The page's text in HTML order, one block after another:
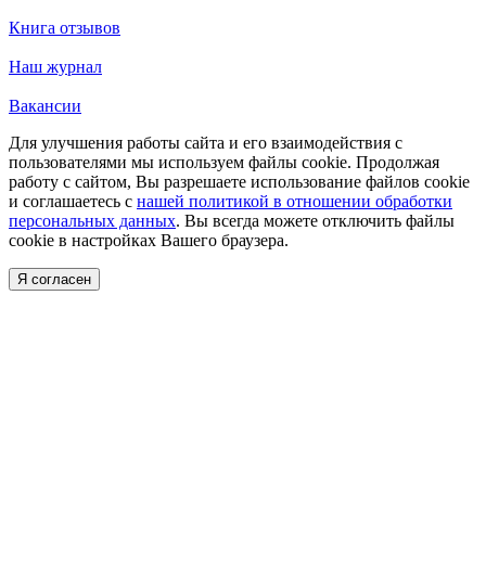
Книга отзывов
Наш журнал
Вакансии
Для улучшения работы сайта и его взаимодействия с
пользователями мы используем файлы cookie. Продолжая
работу с сайтом, Вы разрешаете использование файлов cookie
и соглашаетесь с нашей политикой в отношении обработки
персональных данных. Вы всегда можете отключить файлы
cookie в настройках Вашего браузера.
Я согласен